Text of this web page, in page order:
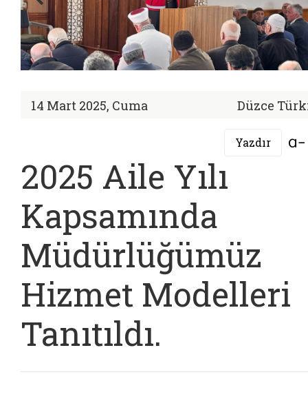
14 Mart 2025, Cuma Düzce
Yazdır
2025 Aile Yılı
Kapsamında
Müdürlüğümüz
Hizmet Modelleri
Tanıtıldı.